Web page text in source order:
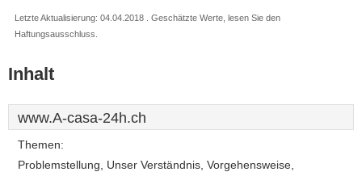
Letzte Aktualisierung: 04.04.2018 . Geschätzte Werte, lesen Sie den
Haftungsausschluss.
Inhalt
www.A-casa-24h.ch
Themen:
Problemstellung, Unser Verständnis, Vorgehensweise,